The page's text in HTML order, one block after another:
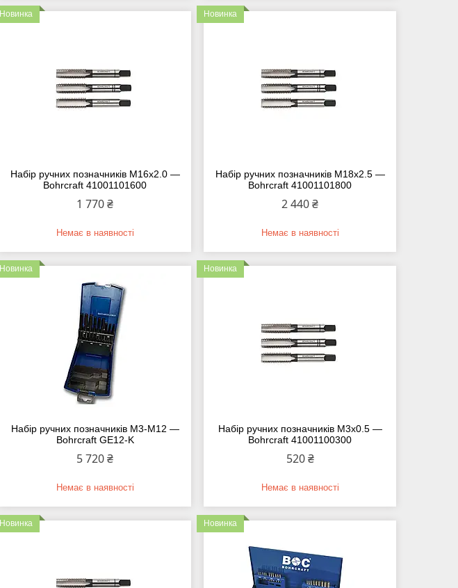
Новинка
Набір ручних позначників M16х2.0 —
Bohrcraft 41001101600
1 770 ₴
Немає в наявності
Новинка
Набір ручних позначників M18х2.5 —
Bohrcraft 41001101800
2 440 ₴
Немає в наявності
Новинка
Набір ручних позначників M3-M12 —
Bohrcraft GE12-K
5 720 ₴
Немає в наявності
Новинка
Набір ручних позначників M3х0.5 —
Bohrcraft 41001100300
520 ₴
Немає в наявності
Новинка Новинка